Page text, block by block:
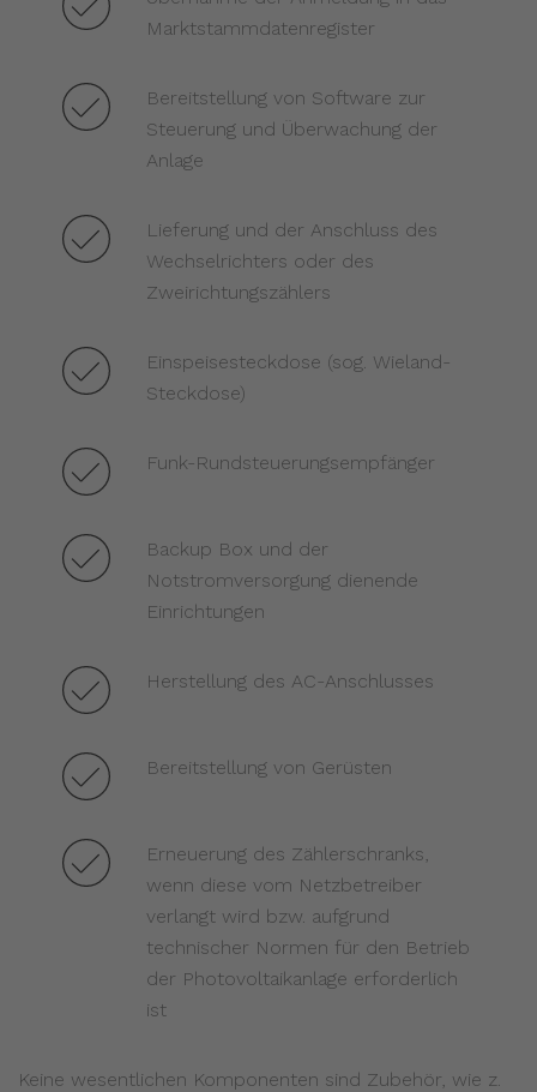
Marktstammdatenregister
Bereitstellung von Software zur
Steuerung und Überwachung der
Anlage
Lieferung und der Anschluss des
Wechselrichters oder des
Zweirichtungszählers
Einspeisesteckdose (sog. Wieland-
Steckdose)
Funk-Rundsteuerungsempfänger
Backup Box und der
Notstromversorgung dienende
Einrichtungen
Herstellung des AC-Anschlusses
Bereitstellung von Gerüsten
Erneuerung des Zählerschranks,
wenn diese vom Netzbetreiber
verlangt wird bzw. aufgrund
technischer Normen für den Betrieb
der Photovoltaikanlage erforderlich
ist
Keine wesentlichen Komponenten sind Zubehör, wie z.